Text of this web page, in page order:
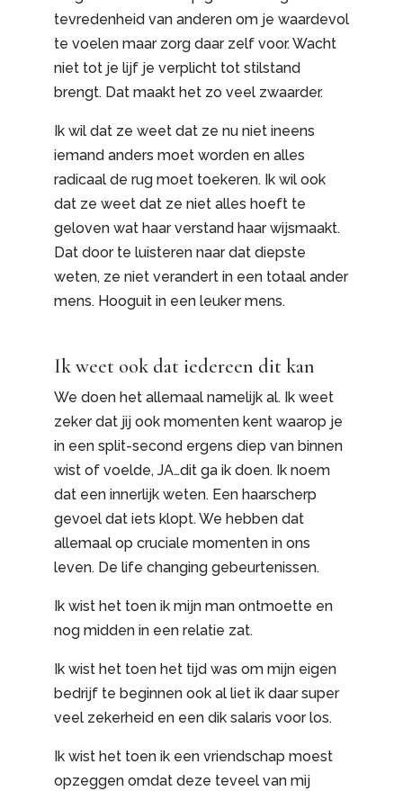
tevredenheid van anderen om je waardevol
te voelen maar zorg daar zelf voor. Wacht
niet tot je lijf je verplicht tot stilstand
brengt. Dat maakt het zo veel zwaarder.
Ik wil dat ze weet dat ze nu niet ineens
iemand anders moet worden en alles
radicaal de rug moet toekeren. Ik wil ook
dat ze weet dat ze niet alles hoeft te
geloven wat haar verstand haar wijsmaakt.
Dat door te luisteren naar dat diepste
weten, ze niet verandert in een totaal ander
mens. Hooguit in een leuker mens.
Ik weet ook dat iedereen dit kan
We doen het allemaal namelijk al. Ik weet
zeker dat jij ook momenten kent waarop je
in een split-second ergens diep van binnen
wist of voelde, JA…dit ga ik doen. Ik noem
dat een innerlijk weten. Een haarscherp
gevoel dat iets klopt. We hebben dat
allemaal op cruciale momenten in ons
leven. De life changing gebeurtenissen.
Ik wist het toen ik mijn man ontmoette en
nog midden in een relatie zat.
Ik wist het toen het tijd was om mijn eigen
bedrijf te beginnen ook al liet ik daar super
veel zekerheid en een dik salaris voor los.
Ik wist het toen ik een vriendschap moest
opzeggen omdat deze teveel van mij